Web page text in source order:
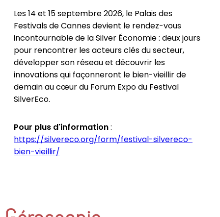
Les 14 et 15 septembre 2026, le Palais des
Festivals de Cannes devient le rendez-vous
incontournable de la Silver Économie : deux jours
pour rencontrer les acteurs clés du secteur,
développer son réseau et découvrir les
innovations qui façonneront le bien-vieillir de
demain au cœur du Forum Expo du Festival
SilverEco.
Pour plus d'information:
https://silvereco.org/form/festival-silvereco-
bien-vieillir/